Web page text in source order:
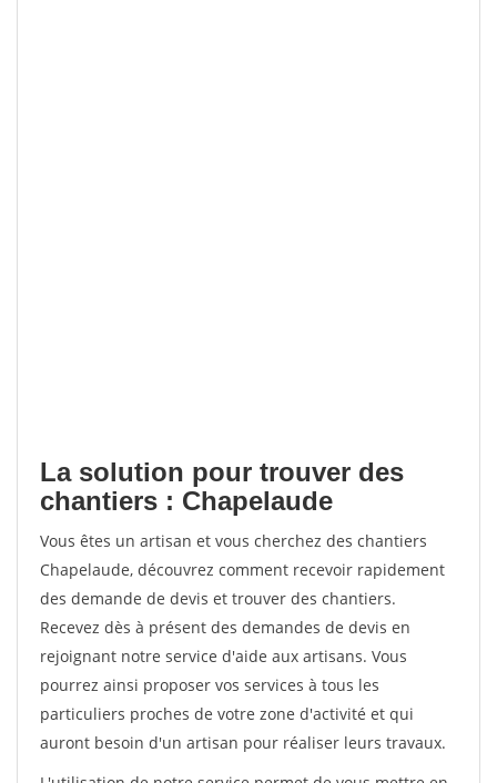
La solution pour trouver des
chantiers : Chapelaude
Vous êtes un artisan et vous cherchez des chantiers
Chapelaude, découvrez comment recevoir rapidement
des demande de devis et trouver des chantiers.
Recevez dès à présent des demandes de devis en
rejoignant notre service d'aide aux artisans. Vous
pourrez ainsi proposer vos services à tous les
particuliers proches de votre zone d'activité et qui
auront besoin d'un artisan pour réaliser leurs travaux.